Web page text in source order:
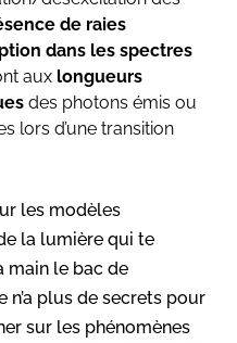
de raies
dans les spectres
aux longueurs
des photons émis ou
lors d’une transition
les modèles
la lumière qui te
main le bac de
plus de secrets pour
sur les phénomènes